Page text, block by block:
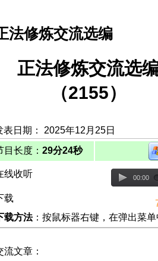
法修炼交流选编
正法修炼交流选
（2155）
表日期： 2025年12月25日
目长度： 29分24秒
线收听 00:00
载
载方法：按鼠标器右键，在弹出菜
流文章：